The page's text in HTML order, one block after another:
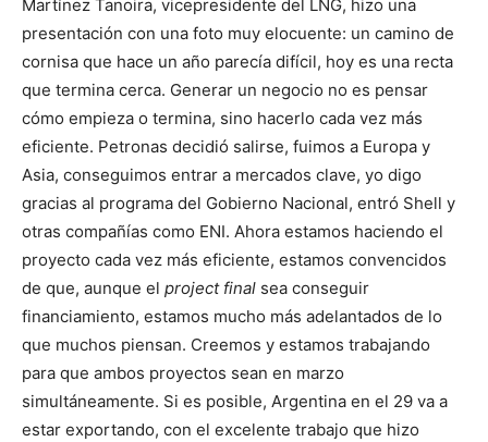
Martínez Tanoira, vicepresidente del LNG, hizo una
presentación con una foto muy elocuente: un camino de
cornisa que hace un año parecía difícil, hoy es una recta
que termina cerca. Generar un negocio no es pensar
cómo empieza o termina, sino hacerlo cada vez más
eficiente. Petronas decidió salirse, fuimos a Europa y
Asia, conseguimos entrar a mercados clave, yo digo
gracias al programa del Gobierno Nacional, entró Shell y
otras compañías como ENI. Ahora estamos haciendo el
proyecto cada vez más eficiente, estamos convencidos
de que, aunque el project final sea conseguir
financiamiento, estamos mucho más adelantados de lo
que muchos piensan. Creemos y estamos trabajando
para que ambos proyectos sean en marzo
simultáneamente. Si es posible, Argentina en el 29 va a
estar exportando, con el excelente trabajo que hizo